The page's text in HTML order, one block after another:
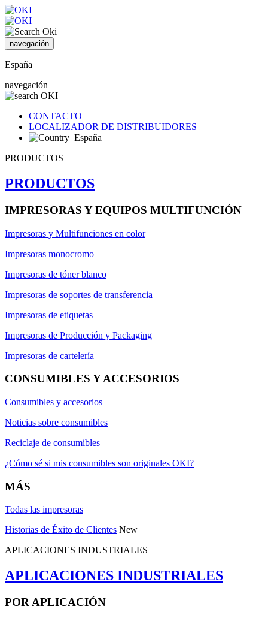
navegación
España
navegación
CONTACTO
LOCALIZADOR DE DISTRIBUIDORES
España
PRODUCTOS
PRODUCTOS
IMPRESORAS Y EQUIPOS MULTIFUNCIÓN
Impresoras y Multifunciones en color
Impresoras monocromo
Impresoras de tóner blanco
Impresoras de soportes de transferencia
Impresoras de etiquetas
Impresoras de Producción y Packaging
Impresoras de cartelería
CONSUMIBLES Y ACCESORIOS
Consumibles y accesorios
Noticias sobre consumibles
Reciclaje de consumibles
¿Cómo sé si mis consumibles son originales OKI?
MÁS
Todas las impresoras
Historias de Éxito de Clientes New
APLICACIONES INDUSTRIALES
APLICACIONES INDUSTRIALES
POR APLICACIÓN